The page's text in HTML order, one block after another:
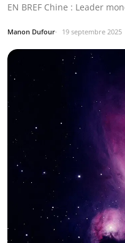
EN BREF Chine : Leader
Manon Dufour 19 septembre 2025